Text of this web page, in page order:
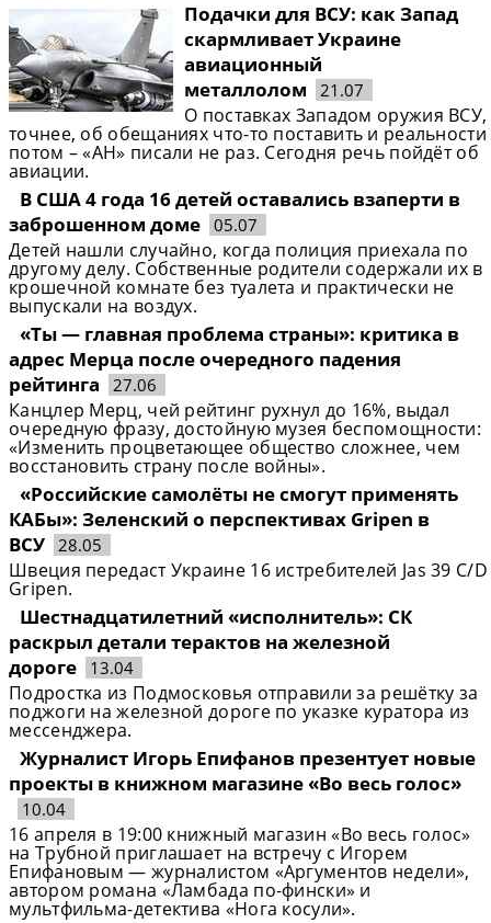
Подачки для ВСУ: как Запад
скармливает Украине
авиационный
металлолом
21.07
О поставках Западом оружия ВСУ,
точнее, об обещаниях что-то поставить и реальности
потом – «АН» писали не раз. Сегодня речь пойдёт об
авиации.
В США 4 года 16 детей оставались взаперти в
заброшенном доме 05.07
Детей нашли случайно, когда полиция приехала по
другому делу. Собственные родители содержали их в
крошечной комнате без туалета и практически не
выпускали на воздух.
«Ты — главная проблема страны»: критика в
адрес Мерца после очередного падения
рейтинга
27.06
Канцлер Мерц, чей рейтинг рухнул до 16%, выдал
очередную фразу, достойную музея беспомощности:
«Изменить процветающее общество сложнее, чем
восстановить страну после войны».
«Российские самолёты не смогут применять
КАБы»: Зеленский о перспективах Gripen в
ВСУ 28.05
Швеция передаст Украине 16 истребителей Jas 39 C/D
Gripen.
Шестнадцатилетний «исполнитель»: СК
раскрыл детали терактов на железной
дороге
13.04
Подростка из Подмосковья отправили за решётку за
поджоги на железной дороге по указке куратора из
мессенджера.
Журналист Игорь Епифанов презентует новые
проекты в книжном магазине «Во весь голос»
10.04
16 апреля в 19:00 книжный магазин «Во весь голос»
на Трубной приглашает на встречу с Игорем
Епифановым — журналистом «Аргументов недели»,
автором романа «Ламбада по-фински» и
мультфильма-детектива «Нога косули».